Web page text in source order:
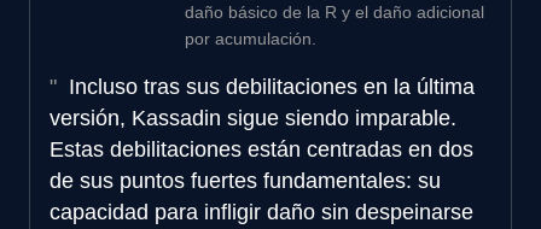
daño básico de la R y el daño adicional
por acumulación.
Incluso tras sus debilitaciones en la última
versión, Kassadin sigue siendo imparable.
Estas debilitaciones están centradas en dos
de sus puntos fuertes fundamentales: su
capacidad para infligir daño sin despeinarse